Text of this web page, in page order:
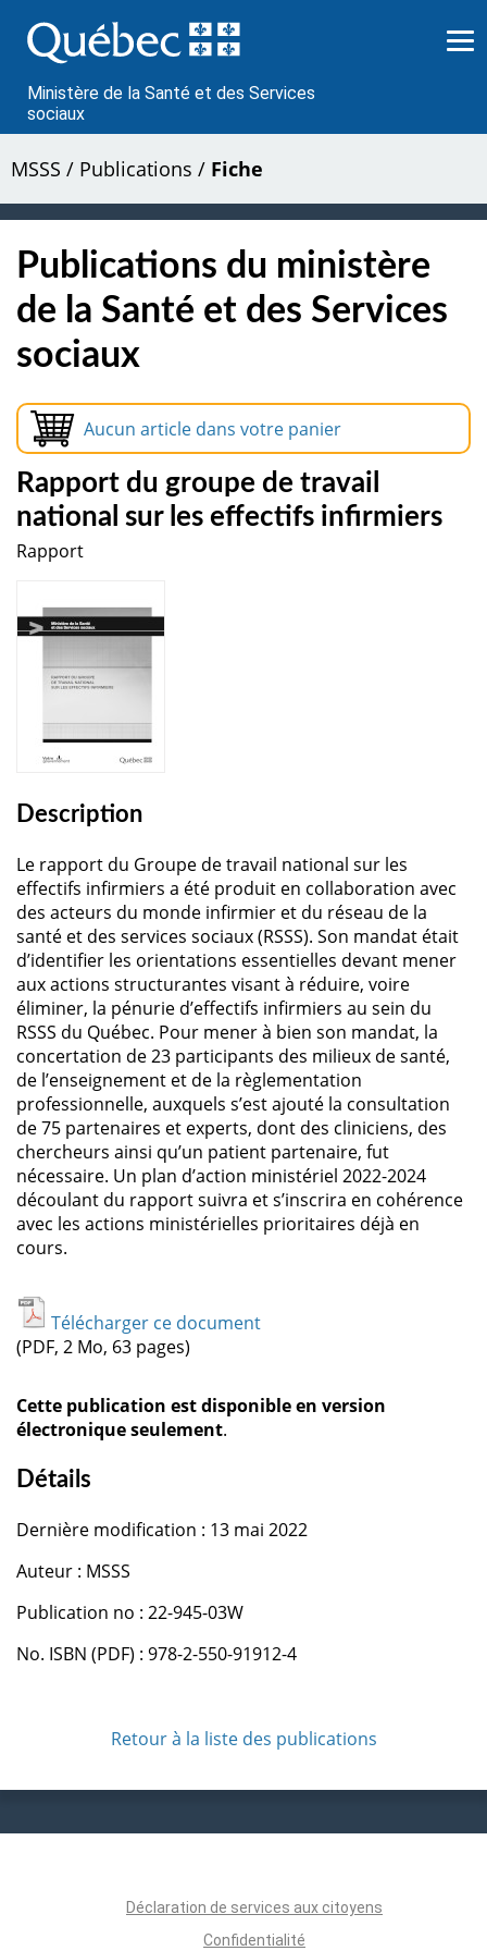
au
contenu
Ministère de la Santé et des Services
sociaux
MSSS / Publications / Fiche
Publications du ministère
de la Santé et des Services
sociaux
Aucun article dans votre panier
Rapport du groupe de travail
national sur les effectifs infirmiers
Rapport
Description
Le rapport du Groupe de travail national sur les
effectifs infirmiers a été produit en collaboration avec
des acteurs du monde infirmier et du réseau de la
santé et des services sociaux (RSSS). Son mandat était
d’identifier les orientations essentielles devant mener
aux actions structurantes visant à réduire, voire
éliminer, la pénurie d’effectifs infirmiers au sein du
RSSS du Québec. Pour mener à bien son mandat, la
concertation de 23 participants des milieux de santé,
de l’enseignement et de la règlementation
professionnelle, auxquels s’est ajouté la consultation
de 75 partenaires et experts, dont des cliniciens, des
chercheurs ainsi qu’un patient partenaire, fut
nécessaire. Un plan d’action ministériel 2022-2024
découlant du rapport suivra et s’inscrira en cohérence
avec les actions ministérielles prioritaires déjà en
cours.
Télécharger ce document
(PDF, 2 Mo, 63 pages)
Cette publication est disponible en version
électronique seulement.
Détails
Dernière modification : 13 mai 2022
Auteur : MSSS
Publication no : 22-945-03W
No. ISBN (PDF) : 978-2-550-91912-4
Retour à la liste des publications
Déclaration de services aux citoyens
Confidentialité